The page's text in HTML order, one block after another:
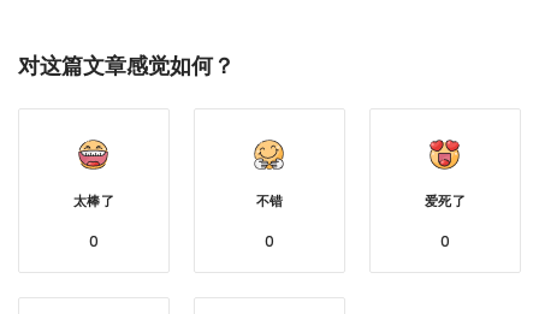
对这篇文章感觉如何？
太棒了
0
不错
0
爱死了
0